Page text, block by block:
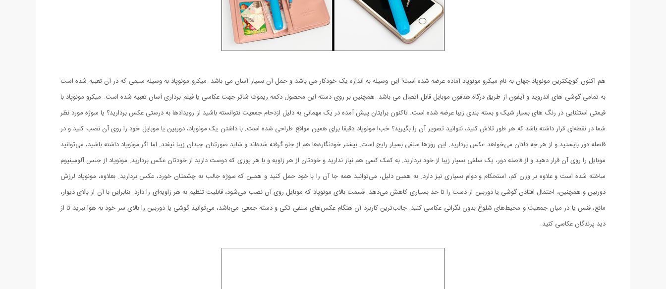
هم اکنون کوچکترین مونوپاد جهان به نام میکرو مونوپاد آماده عرضه شده است! این وسیله به اندازه یک خودکار می باشد و حمل آن بسیار آسان می باشد. میکرو مونوپاد به وسیله سیمی که در آن تعبیه شده است
به تمامی گوشی های اندروید و آیفون از طریق درگاه هدفون موبایل قابل اتصال می باشد. همچنین بر روی دسته این محصول دکمه ریموت شاتر جهت عکاسی یا فیلم برداری آسان تعبیه شده است. میکرو مونوپاد با
قیمتی استثنایی در رنگ های بسیار شیک و بسته بندی زیبا عرضه شده است. تاکنون برایتان پیش آمده در یک مهمانی به دلیل ازدحام جمعیت نتوانسته باشید از رویدادها به درستی عکس بردارید؟ یا سوژه مورد نظر
شما در نقطه‌ای قرار داشته باشد که هر طور تلاش کنید، نتوانید تصویر آن را بگیرید؟ خب! مونوپاد دقیقا برای همین مواقع طراحی شده است. با داشتن یک مونوپاد، دوربین یا موبایل خود را روی آن نصب کنید و در
فاصله دور بایستید و از هر چه دلتان می‌خواهد عکس بردارید. این روزها سلفی بسیار رایج است. بیشتر خودنگاره‌ها هم از جلو گرفته شده‌اند و شاید صورتتان چندان زیبا نیفتد. اما اگر مونوپاد داشته باشید، می‌توانید
موبایل را روی آن قرار دهید و از فاصله دور، یک سلفی بسیار زیبا از خود بردارید. به کمک کسی هم نیاز ندارید و خودتان از هر زاویه و با هر پوزی که دوست دارید از خودتان عکس بردارید. مونوپاد از جنس آلومینیوم
ساخته شده است و علاوه بر وزن کم، استحکام و دوام بسیاری نیز دارد. به همین دلیل، می‌توانید همه جا آن را با خود حمل کنید و همین که سوژه جالب به چشمتان خورد، عکس بردارید. بعلاوه، مونوپاد لرزش
دوربین و همچنین، احتمال افتادن گوشی یا دوربین از دست را تا حد بسیاری کاهش می‌دهد. قسمت بالای مونوپاد که موبایل روی آن نصب می‌شود، قابلیت تنظیم به هر زاویه‌ای را دارد. بنابراین با آن از بالای دیوار،
مانع، فنس یا در میان جمعیت و محیط‌های شلوغ بدون نگرانی عکاسی کنید. جالب‌ترین کاربرد آن هنگام عکس‌های سلفی تکی و دسته جمعی می‌باشد، می‌توانید گوشی یا دوربین را بالای سر خود به هوا ببرید تا از
دید پرندگان عکاسی کنید.